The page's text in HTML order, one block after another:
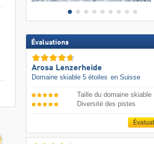
Évaluations
Arosa Lenzerheide
Domaine skiable 5 étoiles en Suisse
Taille du domaine skiable
Diversité des pistes